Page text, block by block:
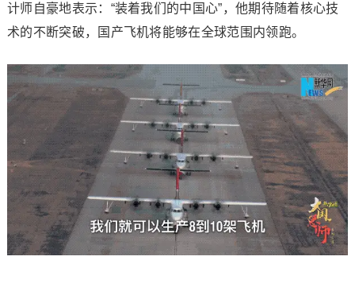
计师自豪地表示：“装着我们的中国心”，他期待随着核心技
术的不断突破，国产飞机将能够在全球范围内领跑。